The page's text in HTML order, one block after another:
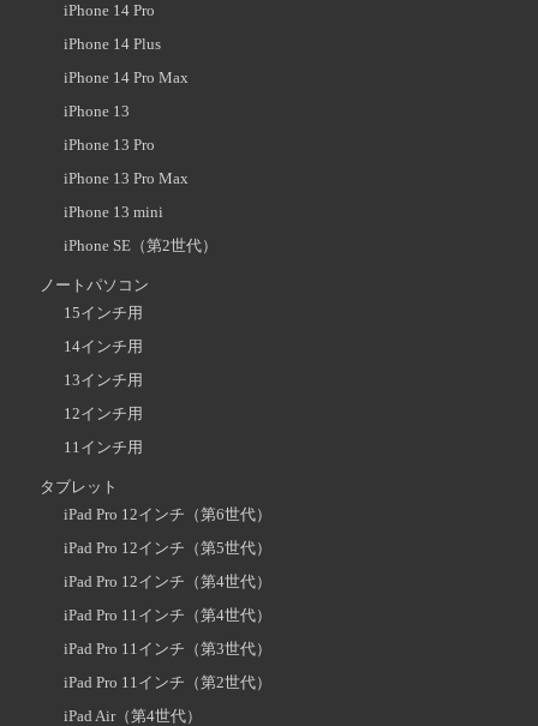
iPhone 14 Pro
iPhone 14 Plus
iPhone 14 Pro Max
iPhone 13
iPhone 13 Pro
iPhone 13 Pro Max
iPhone 13 mini
iPhone SE（第2世代）
ノートパソコン
15インチ用
14インチ用
13インチ用
12インチ用
11インチ用
タブレット
iPad Pro 12インチ（第6世代）
iPad Pro 12インチ（第5世代）
iPad Pro 12インチ（第4世代）
iPad Pro 11インチ（第4世代）
iPad Pro 11インチ（第3世代）
iPad Pro 11インチ（第2世代）
iPad Air（第4世代）